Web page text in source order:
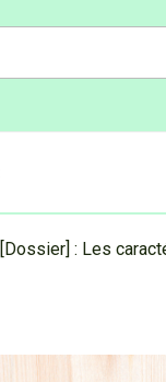
[Dossier] : Les